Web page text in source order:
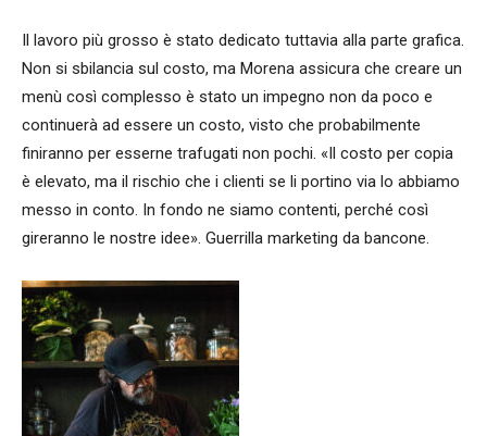
Il lavoro più grosso è stato dedicato tuttavia alla parte grafica.
Non si sbilancia sul costo, ma Morena assicura che creare un
menù così complesso è stato un impegno non da poco e
continuerà ad essere un costo, visto che probabilmente
finiranno per esserne trafugati non pochi. «Il costo per copia
è elevato, ma il rischio che i clienti se li portino via lo abbiamo
messo in conto. In fondo ne siamo contenti, perché così
gireranno le nostre idee». Guerrilla marketing da bancone.